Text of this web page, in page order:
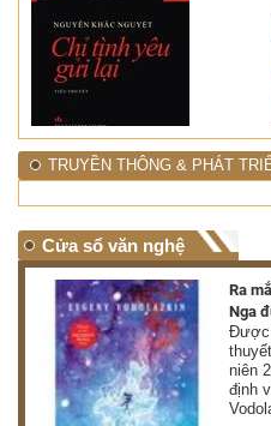
TRUYỀN THÔNG & PHÁT
Cửa sổ văn nghệ
Ra
Nga
Được
niên
định